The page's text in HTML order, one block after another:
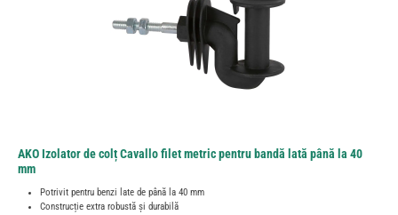
AKO Izolator de colț Cavallo filet metric pentru bandă lată până la 40
mm
Potrivit pentru benzi late de până la 40 mm
Construcție extra robustă și durabilă